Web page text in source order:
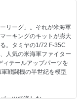
ボですよ：長谷川迷人
STEINER
を使ってみよう
ター1/48:眞田李風
72:ショウケン
1/12:金澤尚憲
リーグ」。それが米海軍
ーキングのキットが膨大
。タミヤの1/72 F-35C
人気の米海軍ファイター
ィテールアップパーツを
戦闘機の半世紀を模型
ーツで楽しむ